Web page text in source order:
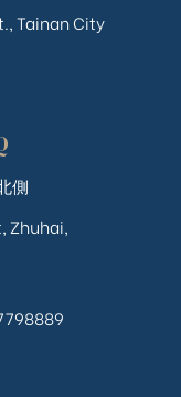
Tainan City
側
Zhuhai,